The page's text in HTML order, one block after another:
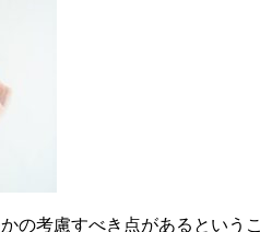
の考慮すべき点があるというこ